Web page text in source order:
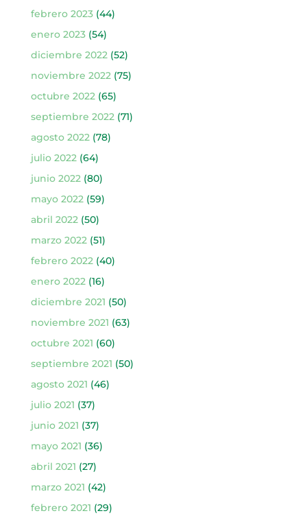
febrero 2023(44)
enero 2023(54)
diciembre 2022(52)
noviembre 2022(75)
octubre 2022(65)
septiembre 2022(71)
agosto 2022(78)
julio 2022(64)
junio 2022(80)
mayo 2022(59)
abril 2022(50)
marzo 2022(51)
febrero 2022(40)
enero 2022(16)
diciembre 2021 (50)
noviembre 2021 (63)
octubre 2021 (60)
septiembre 2021 (50)
agosto 2021 (46)
julio 2021 (37)
junio 2021 (37)
mayo 2021 (36)
abril 2021 (27)
marzo 2021 (42)
febrero 2021 (29)